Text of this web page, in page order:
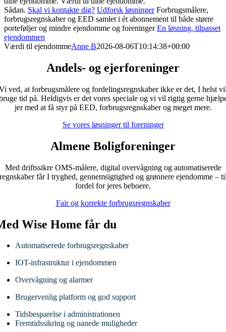
Sådan. Skal vi kontakte dig? Udforsk løsninger Forbrugsmålere,
forbrugsregnskaber og EED samlet i ét abonnement til både større
porteføljer og mindre ejendomme og foreninger En løsning, tilpasset
ejendommen
Værdi til ejendommeAnne B2026-08-06T10:14:38+00:00
Andels- og ejerforeninger
ved, at forbrugsmålere og fordelingsregnskaber ikke er det, I helst
tid på. Heldigvis er det vores speciale og vi vil rigtig gerne
jer med at få styr på EED, forbrugsregnskaber og meget mere.
Se vores løsninger til foreninger
Almene Boligforeninger
Med driftssikre OMS-målere, digital overvågning og automatiserede
får I tryghed, gennemsigtighed og grønnere ejendomme –
fordel for jeres beboere.
Fair og korrekte forbrugsregnskaber
Wise Home får du
Automatiserede forbrugsregnskaber
IOT-infrastruktur i ejendommen
Overvågning og alarmer
Brugervenlig platform og god support
Tidsbesparelse i administrationen
Fremtidssikring og uanede muligheder